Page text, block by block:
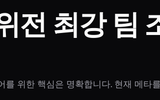
전 최강 팀
위한 핵심은 명확합니다. 현재 메